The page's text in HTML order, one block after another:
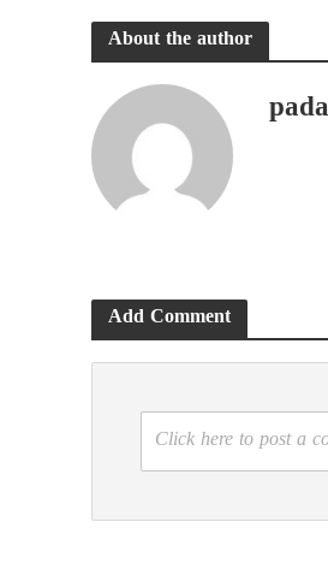
About the author
Add Comment
Click here to post a